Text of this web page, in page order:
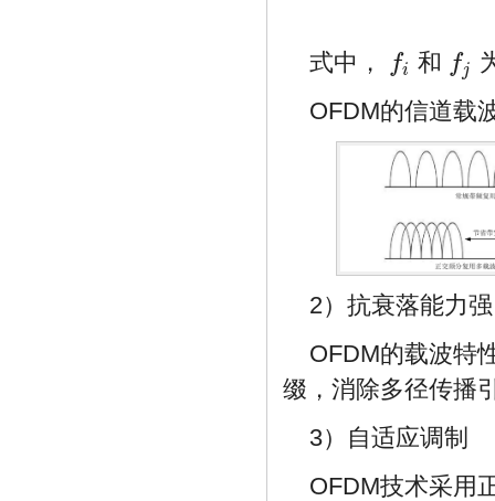
式中， fi
i 和 fj
j
OFDM的信道载
2）抗衰落能力强
OFDM的载波特
缀，消除多径传播
3）自适应调制
OFDM技术采用